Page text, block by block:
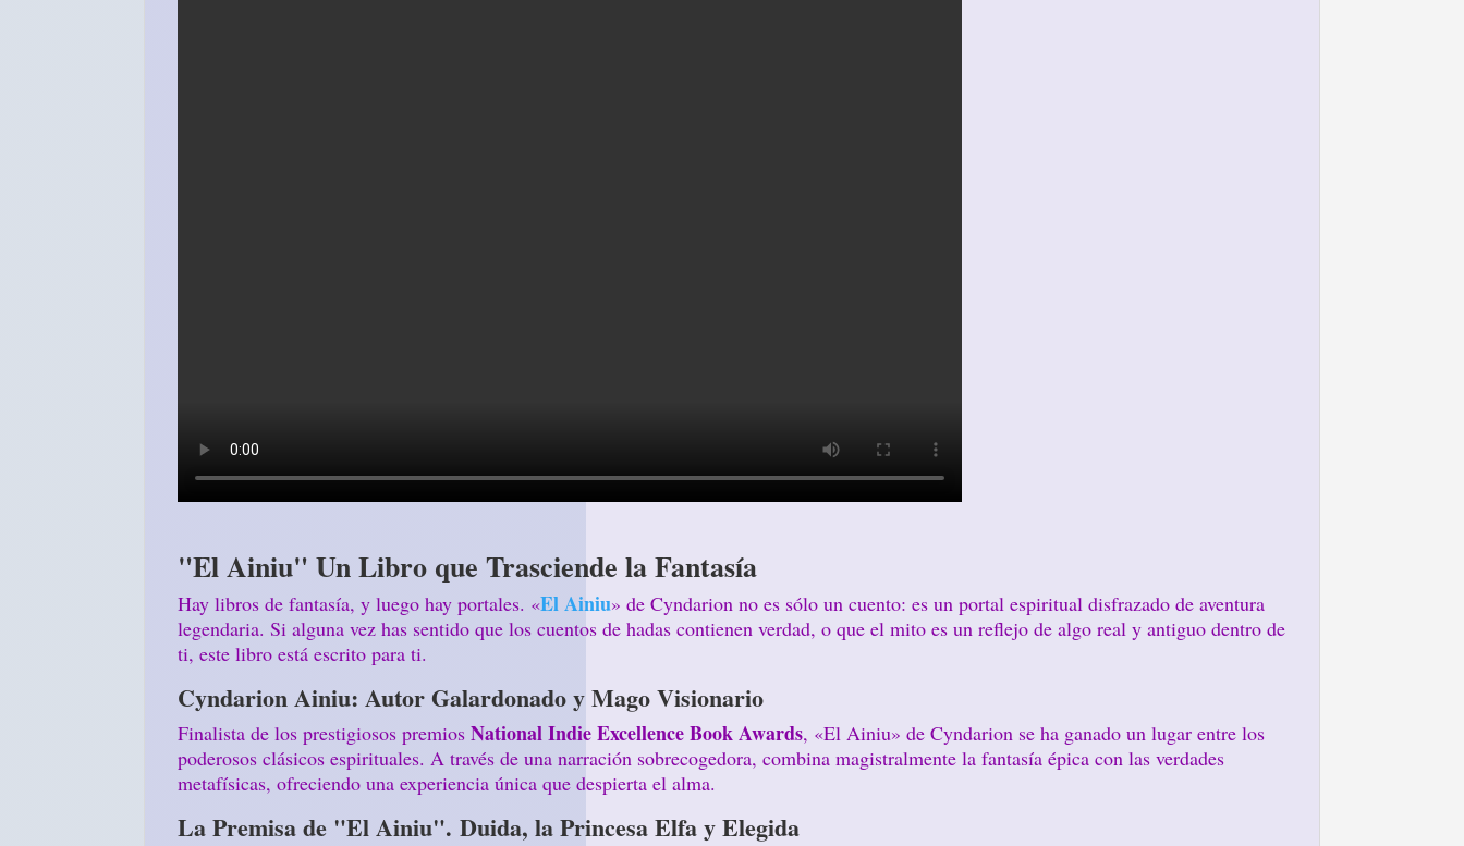
"El Ainiu" Un Libro que Trasciende la Fantasía
Hay libros de fantasía, y luego hay portales. «El Ainiu» de Cyndarion no es sólo un cuento: es un portal espiritual disfrazado de aventura
legendaria. Si alguna vez has sentido que los cuentos de hadas contienen verdad, o que el mito es un reflejo de algo real y antiguo dentro de
ti, este libro está escrito para ti.
Cyndarion Ainiu: Autor Galardonado y Mago Visionario
Finalista de los prestigiosos premios National Indie Excellence Book Awards, «El Ainiu» de Cyndarion se ha ganado un lugar entre los
poderosos clásicos espirituales. A través de una narración sobrecogedora, combina magistralmente la fantasía épica con las verdades
metafísicas, ofreciendo una experiencia única que despierta el alma.
La Premisa de "El Ainiu". Duida, la Princesa Elfa y Elegida